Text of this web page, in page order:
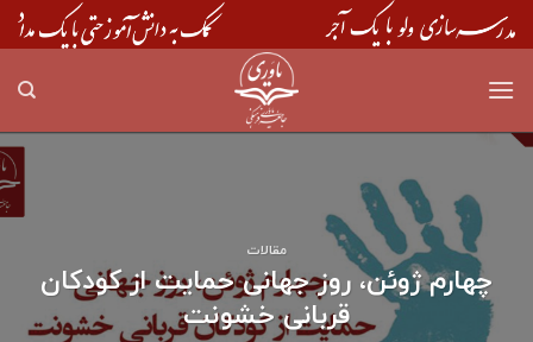
Skip
to
مقالات
چهارم ژوئن، روز جهانی حمایت از کودکان
قربانی خشونت